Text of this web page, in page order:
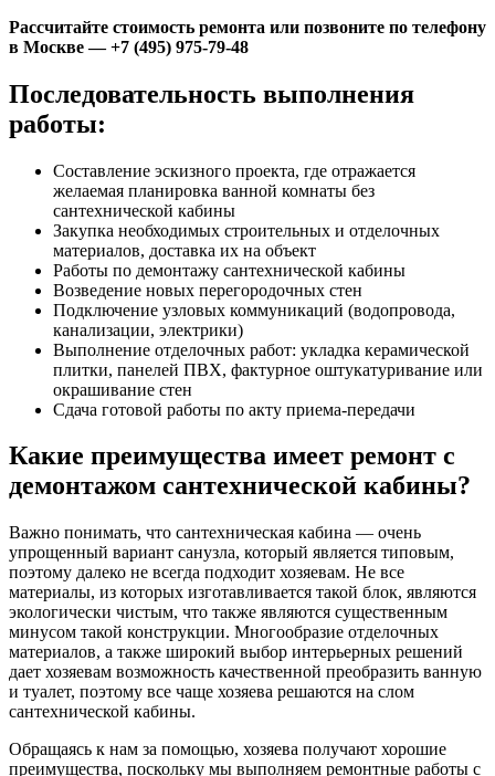
Рассчитайте стоимость ремонта или позвоните по телефону
в Москве — +7 (495) 975-79-48
Последовательность выполнения
работы:
Составление эскизного проекта, где отражается
желаемая планировка ванной комнаты без
сантехнической кабины
Закупка необходимых строительных и отделочных
материалов, доставка их на объект
Работы по демонтажу сантехнической кабины
Возведение новых перегородочных стен
Подключение узловых коммуникаций (водопровода,
канализации, электрики)
Выполнение отделочных работ: укладка керамической
плитки, панелей ПВХ, фактурное оштукатуривание или
окрашивание стен
Сдача готовой работы по акту приема-передачи
Какие преимущества имеет ремонт с
демонтажом сантехнической кабины?
Важно понимать, что сантехническая кабина — очень
упрощенный вариант санузла, который является типовым,
поэтому далеко не всегда подходит хозяевам. Не все
материалы, из которых изготавливается такой блок, являются
экологически чистым, что также являются существенным
минусом такой конструкции. Многообразие отделочных
материалов, а также широкий выбор интерьерных решений
дает хозяевам возможность качественной преобразить ванную
и туалет, поэтому все чаще хозяева решаются на слом
сантехнической кабины.
Обращаясь к нам за помощью, хозяева получают хорошие
преимущества, поскольку мы выполняем ремонтные работы с